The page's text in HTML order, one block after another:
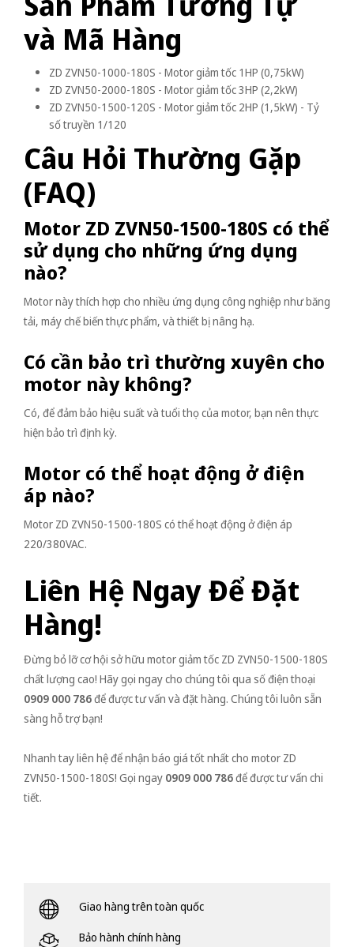
và Mã Hàng
ZD ZVN50-1000-180S - Motor giảm tốc 1HP (0,75kW)
ZD ZVN50-2000-180S - Motor giảm tốc 3HP (2,2kW)
ZD ZVN50-1500-120S - Motor giảm tốc 2HP (1,5kW) - Tỷ
số truyền 1/120
Câu Hỏi Thường Gặp
(FAQ)
Motor ZD ZVN50-1500-180S có thể
sử dụng cho những ứng dụng
nào?
Motor này thích hợp cho nhiều ứng dụng công nghiệp như băng
tải, máy chế biến thực phẩm, và thiết bị nâng hạ.
Có cần bảo trì thường xuyên cho
motor này không?
Có, để đảm bảo hiệu suất và tuổi thọ của motor, bạn nên thực
hiện bảo trì định kỳ.
Motor có thể hoạt động ở điện
áp nào?
Motor ZD ZVN50-1500-180S có thể hoạt động ở điện áp
220/380VAC.
Liên Hệ Ngay Để Đặt
Hàng!
Đừng bỏ lỡ cơ hội sở hữu motor giảm tốc ZD ZVN50-1500-180S
chất lượng cao! Hãy gọi ngay cho chúng tôi qua số điện thoại
0909 000 786để được tư vấn và đặt hàng. Chúng tôi luôn sẵn
sàng hỗ trợ bạn!
Nhanh tay liên hệ để nhận báo giá tốt nhất cho motor ZD
ZVN50-1500-180S! Gọi ngay 0909 000 786để được tư vấn chi
tiết.
Giao hàng trên toàn quốc
Bảo hành chính hàng